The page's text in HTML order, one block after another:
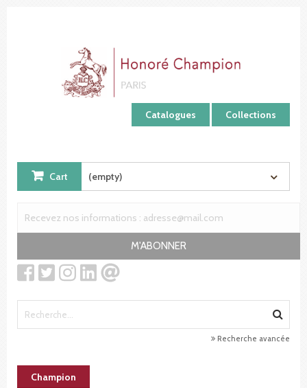
Catalogues Collections
Cart (empty)
M'ABONNER
Recherche avancée
Champion